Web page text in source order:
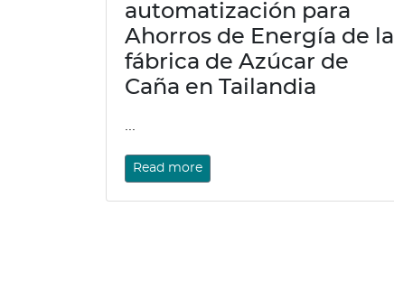
automatización para
Ahorros de Energía de la
fábrica de Azúcar de
Caña en Tailandia
...
Read more